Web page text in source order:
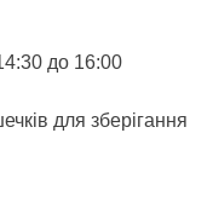
до 16:00
для зберігання